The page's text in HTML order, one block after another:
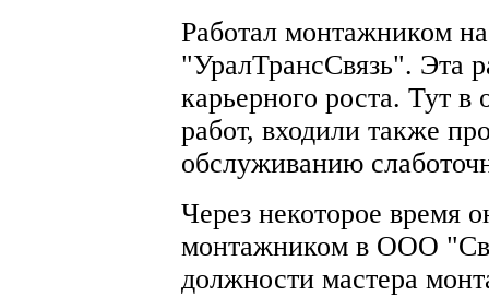
Работал монтажником
"УралТрансСвязь". Эта
карьерного роста. Тут
работ, входили также
обслуживанию
Через некоторое время
монтажником в ООО
должности мастера